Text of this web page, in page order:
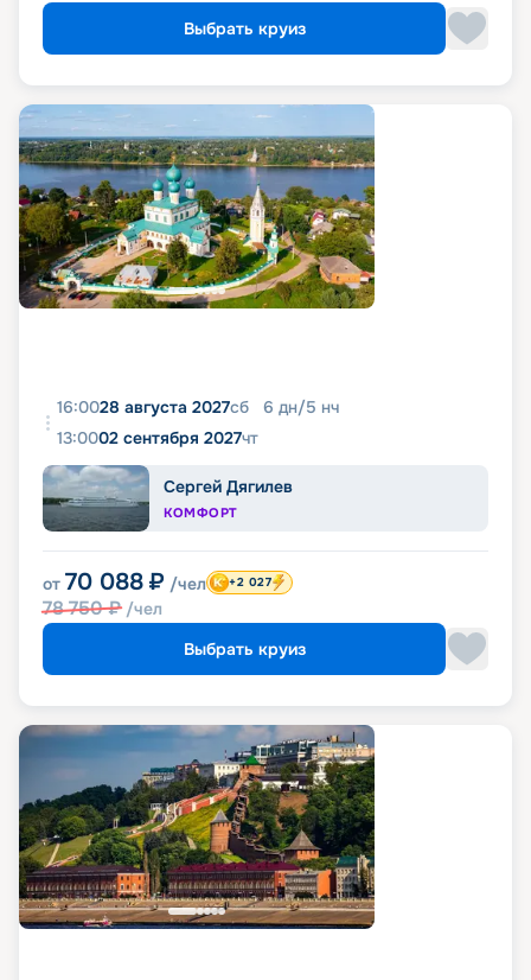
Выбрать круиз
16:0028 августа 2027сб 6 дн/5 нч
13:0002 сентября 2027чт
Сергей Дягилев
КОМФОРТ
от 70 088 ₽ /чел
78 750₽ /чел
+2 027
Выбрать круиз